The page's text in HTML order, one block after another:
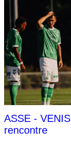
ASSE -
rencontre